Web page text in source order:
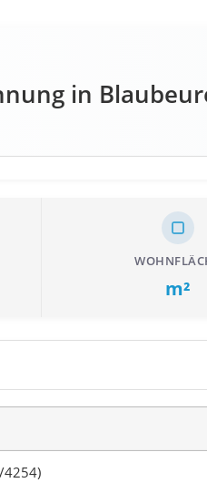
in
m²
4254)